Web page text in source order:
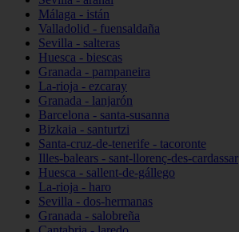
Málaga - istán
Valladolid - fuensaldaña
Sevilla - salteras
Huesca - biescas
Granada - pampaneira
La-rioja - ezcaray
Granada - lanjarón
Barcelona - santa-susanna
Bizkaia - santurtzi
Santa-cruz-de-tenerife - tacoronte
Illes-balears - sant-llorenç-des-cardassar
Huesca - sallent-de-gállego
La-rioja - haro
Sevilla - dos-hermanas
Granada - salobreña